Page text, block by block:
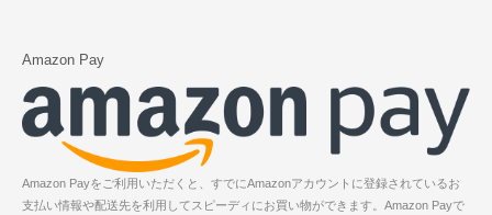
Amazon Pay
Amazon Payをご利用いただくと、すでにAmazonアカウントに登録されているお
支払い情報や配送先を利用してスピーディにお買い物ができます。Amazon Payで